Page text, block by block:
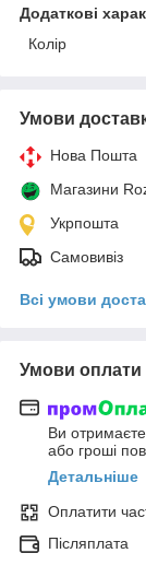
Додаткові
Колір
Умови
Нова Пошта
Магазини
Укрпошта
Самовивіз
Всі умови
Умови оплати
Ви
або гроші
Детальніше
Оплатити
Післяплата